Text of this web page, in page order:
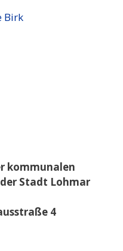
Birk
kommunalen
Stadt Lohmar
4